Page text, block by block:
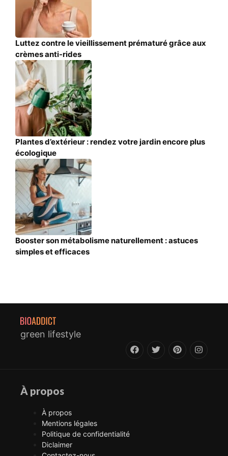
Luttez contre le vieillissement prématuré grâce aux
crèmes anti-rides
Plantes d’extérieur : rendez votre jardin encore plus
écologique
Booster son métabolisme naturellement : astuces
simples et efficaces
green lifestyle
À propos
À propos
Mentions légales
Politique de confidentialité
Diclaimer